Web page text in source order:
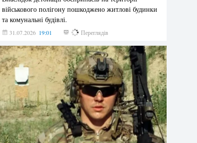
військового полігону пошкоджено житлові будинки
та комунальні будівлі.
31.07.2026 19:01 175 Переглядів